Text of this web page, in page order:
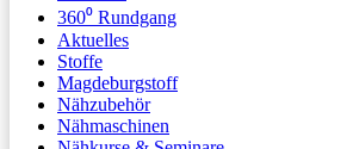
360⁰ Rundgang
Aktuelles
Stoffe
Magdeburgstoff
Nähzubehör
Nähmaschinen